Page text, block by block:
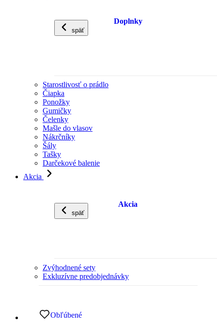
späť
Doplnky
Starostlivosť o prádlo
Čiapka
Ponožky
Gumičky
Čelenky
Mašle do vlasov
Nákrčníky
Šály
Tašky
Darčekové balenie
Akcia
späť
Akcia
Zvýhodnené sety
Exkluzívne predobjednávky
Obľúbené